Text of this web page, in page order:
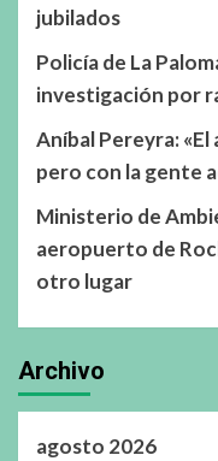
jubilados
Policía de La
investigación por
Aníbal Pereyra:
pero con la gente
Ministerio de
aeropuerto de
otro lugar
Archivo
agosto 2026